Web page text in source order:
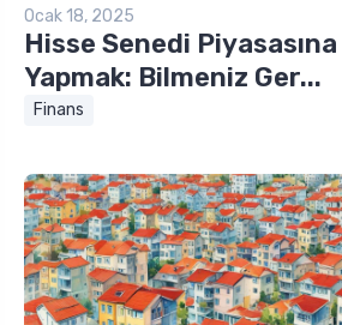
Ocak 18, 2025
Hisse Senedi Piyasasına
Yapmak: Bilmeniz Ger...
Finans